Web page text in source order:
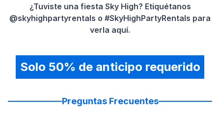
¿Tuviste una fiesta Sky High? Etiquétanos
@skyhighpartyrentals o #SkyHighPartyRentals para
verla aquí.
Solo 50% de anticipo requerido
Preguntas Frecuentes